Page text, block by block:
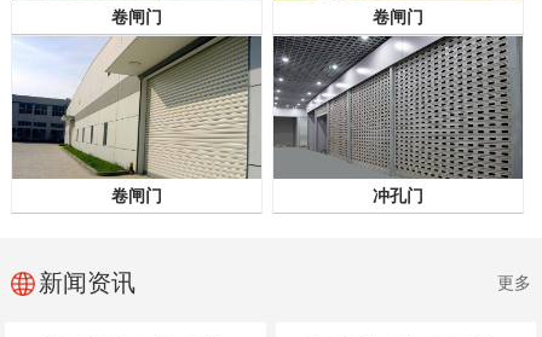
卷闸门 卷闸门
卷闸门 冲孔门
新闻资讯 更多